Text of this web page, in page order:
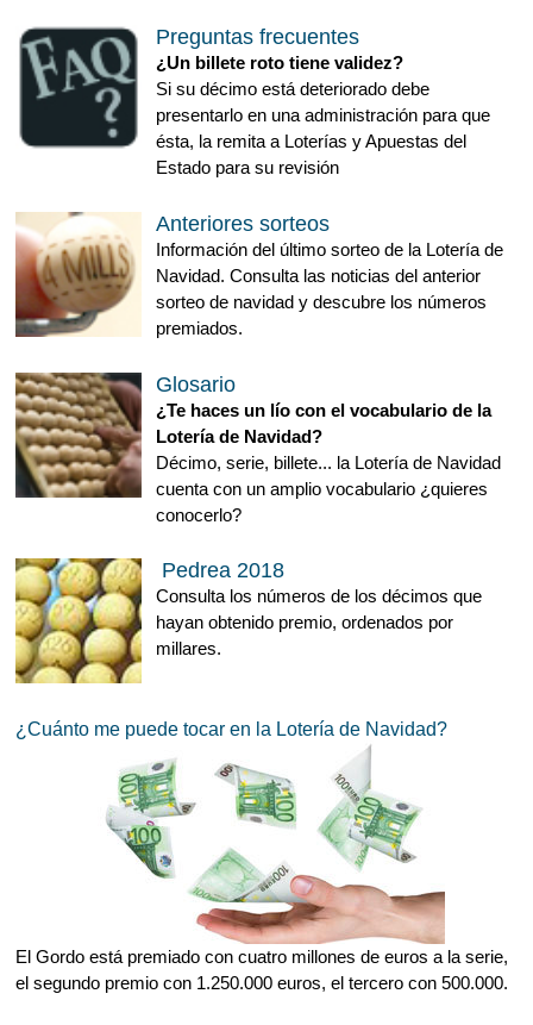
Preguntas frecuentes
¿Un billete roto tiene validez?
Si su décimo está deteriorado debe
presentarlo en una administración para que
ésta, la remita a Loterías y Apuestas del
Estado para su revisión
Anteriores sorteos
Información del último sorteo de la Lotería de
Navidad. Consulta las noticias del anterior
sorteo de navidad y descubre los números
premiados.
Glosario
¿Te haces un lío con el vocabulario de la
Lotería de Navidad?
Décimo, serie, billete... la Lotería de Navidad
cuenta con un amplio vocabulario ¿quieres
conocerlo?
Pedrea 2018
Consulta los números de los décimos que
hayan obtenido premio, ordenados por
millares.
¿Cuánto me puede tocar en la Lotería de Navidad?
El Gordo está premiado con cuatro millones de euros a la serie,
el segundo premio con 1.250.000 euros, el tercero con 500.000.